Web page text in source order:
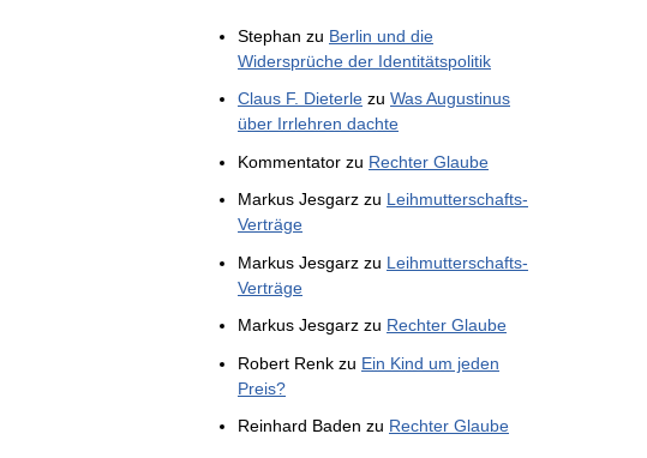
Stephan zu Berlin und die
Widersprüche der Identitätspolitik
Claus F. Dieterle zu Was Augustinus
über Irrlehren dachte
Kommentator zu Rechter Glaube
Markus Jesgarz zu Leihmutterschafts-
Verträge
Markus Jesgarz zu Leihmutterschafts-
Verträge
Markus Jesgarz zu Rechter Glaube
Robert Renk zu Ein Kind um jeden
Preis?
Reinhard Baden zu Rechter Glaube